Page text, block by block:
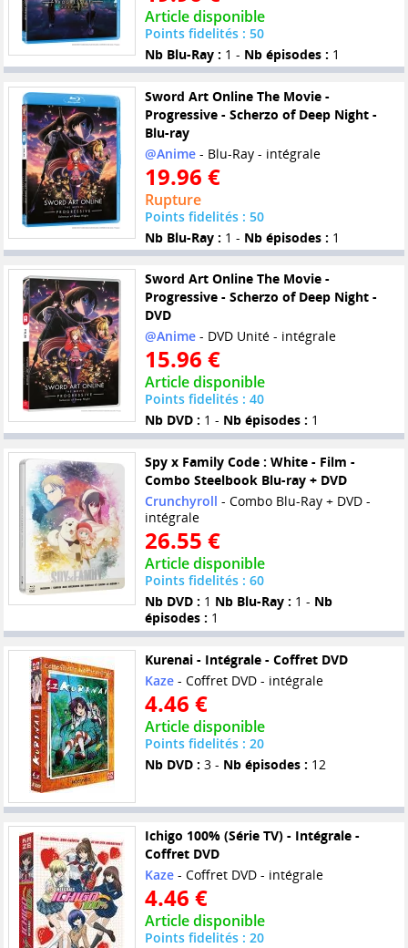
Article disponible
Points fidelités : 50
Nb Blu-Ray : 1 - Nb épisodes : 1
Sword Art Online The Movie -
Progressive - Scherzo of Deep Night -
Blu-ray
@Anime- Blu-Ray - intégrale
19.96 €
Rupture
Points fidelités : 50
Nb Blu-Ray : 1 - Nb épisodes : 1
Sword Art Online The Movie -
Progressive - Scherzo of Deep Night -
DVD
@Anime- DVD Unité - intégrale
15.96 €
Article disponible
Points fidelités : 40
Nb DVD : 1 - Nb épisodes : 1
Spy x Family Code : White - Film -
Combo Steelbook Blu-ray + DVD
Crunchyroll - Combo Blu-Ray + DVD -
intégrale
26.55 €
Article disponible
Points fidelités : 60
Nb DVD : 1 Nb Blu-Ray : 1 - Nb
épisodes : 1
Kurenai - Intégrale - Coffret DVD
Kaze- Coffret DVD - intégrale
4.46 €
Article disponible
Points fidelités : 20
Nb DVD : 3 - Nb épisodes : 12
Ichigo 100% (Série TV) - Intégrale -
Coffret DVD
Kaze- Coffret DVD - intégrale
4.46 €
Article disponible
Points fidelités : 20